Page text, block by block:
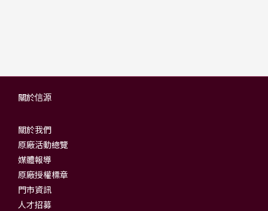
關於信源
關於我們
原廠活動總覽
媒體報導
原廠授權標章
門市資訊
人才招募